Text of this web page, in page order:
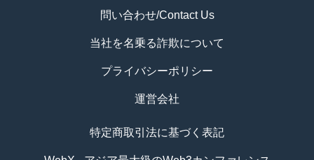
問い合わせ/Contact Us
当社を名乗る詐欺について
プライバシーポリシー
運営会社
特定商取引法に基づく表記